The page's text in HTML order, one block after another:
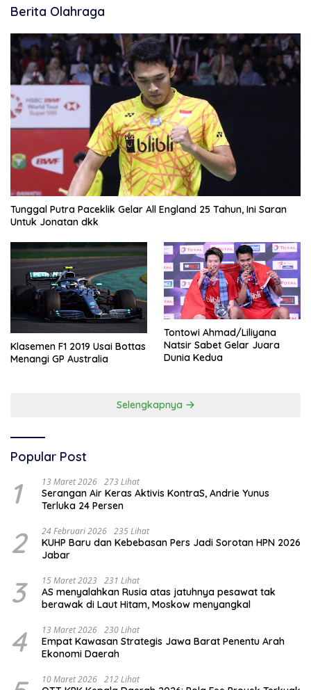
Berita Olahraga
Tunggal Putra Paceklik Gelar All England 25 Tahun, Ini Saran
Untuk Jonatan dkk
Klasemen F1 2019 Usai Bottas
Menangi GP Australia
Tontowi Ahmad/Liliyana
Natsir Sabet Gelar Juara
Dunia Kedua
Selengkapnya
Popular Post
1 13 Maret 2026 273 Lihat
Serangan Air Keras Aktivis KontraS, Andrie Yunus
Terluka 24 Persen
2 24 Februari 2026 235 Lihat
KUHP Baru dan Kebebasan Pers Jadi Sorotan HPN 2026
Jabar
3 15 Maret 2023 231 Lihat
AS menyalahkan Rusia atas jatuhnya pesawat tak
berawak di Laut Hitam, Moskow menyangkal
4 13 Maret 2026 230 Lihat
Empat Kawasan Strategis Jawa Barat Penentu Arah
Ekonomi Daerah
10 Maret 2026 212 Lihat